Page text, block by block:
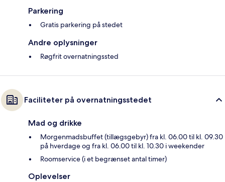
Parkering
Gratis parkering på stedet
Andre oplysninger
Røgfrit overnatningssted
Faciliteter på overnatningsstedet
Mad og drikke
Morgenmadsbuffet (tillægsgebyr) fra kl. 06.00 til kl. 09.30
på hverdage og fra kl. 06.00 til kl. 10.30 i weekender
Roomservice (i et begrænset antal timer)
Oplevelser